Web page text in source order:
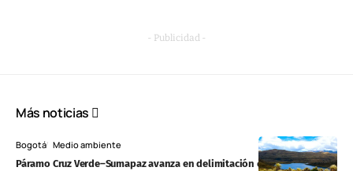
- Publicidad -
Más noticias
Bogotá Medio ambiente
Páramo Cruz Verde–Sumapaz avanza en delimitación con protección